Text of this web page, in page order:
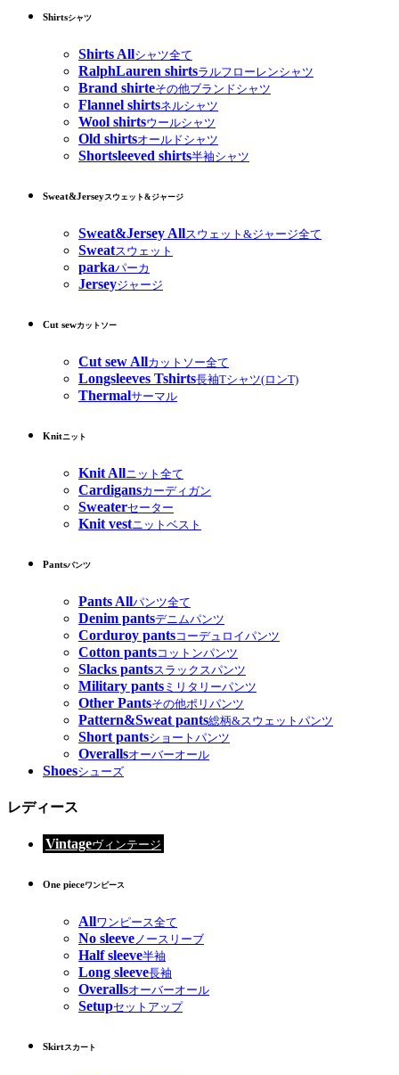
Shirtsシャツ
Shirts Allシャツ全て
RalphLauren shirtsラルフローレンシャツ
Brand shirteその他ブランドシャツ
Flannel shirtsネルシャツ
Wool shirtsウールシャツ
Old shirtsオールドシャツ
Shortsleeved shirts半袖シャツ
Sweat&Jerseyスウェット&ジャージ
Sweat&Jersey Allスウェット&ジャージ全て
Sweatスウェット
parkaパーカ
Jerseyジャージ
Cut sewカットソー
Cut sew Allカットソー全て
Longsleeves Tshirts長袖Tシャツ(ロンT)
Thermalサーマル
Knitニット
Knit Allニット全て
Cardigansカーディガン
Sweaterセーター
Knit vestニットベスト
Pantsパンツ
Pants Allパンツ全て
Denim pantsデニムパンツ
Corduroy pantsコーデュロイパンツ
Cotton pantsコットンパンツ
Slacks pantsスラックスパンツ
Military pants ミリタリーパンツ
Other Pantsその他ポリパンツ
Pattern&Sweat pants総柄&スウェットパンツ
Short pantsショートパンツ
Overallsオーバーオール
Shoesシューズ
レディース
Vintageヴィンテージ
One pieceワンピース
Allワンピース全て
No sleeveノースリーブ
Half sleeve半袖
Long sleeve長袖
Overallsオーバーオール
Setupセットアップ
Skirtスカート